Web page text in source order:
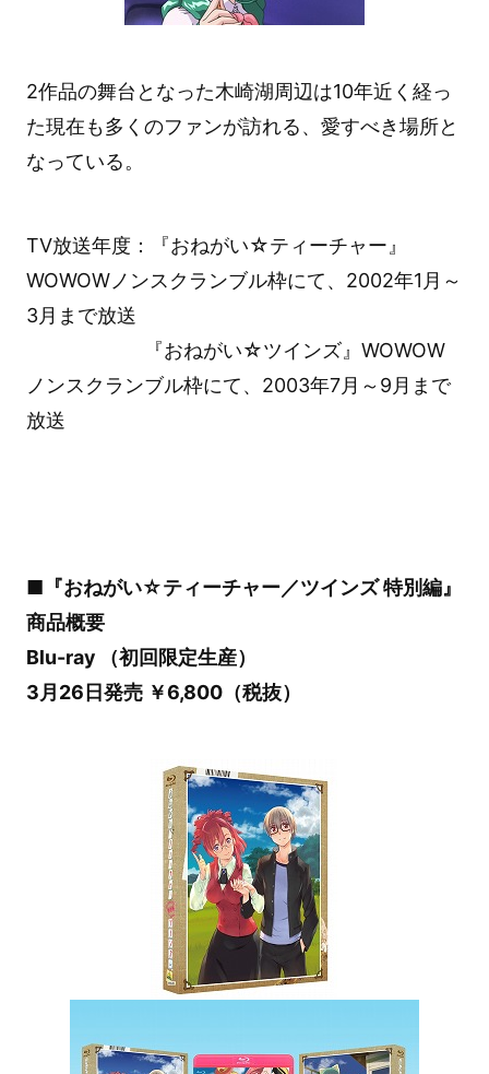
2作品の舞台となった木崎湖周辺は10年近く経っ
た現在も多くのファンが訪れる、愛すべき場所と
なっている。
TV放送年度：『おねがい☆ティーチャー』
WOWOWノンスクランブル枠にて、2002年1月～
3月まで放送
『おねがい☆ツインズ』WOWOW
ノンスクランブル枠にて、2003年7月～9月まで
放送
■『おねがい☆ティーチャー／ツインズ 特別編』
商品概要
Blu-ray （初回限定生産）
3月26日発売 ￥6,800（税抜）